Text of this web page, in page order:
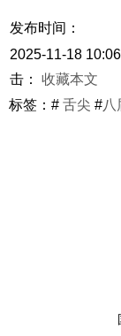
发布时间：
2025-11-18
击：
收藏本文
标签：# 舌尖 #八